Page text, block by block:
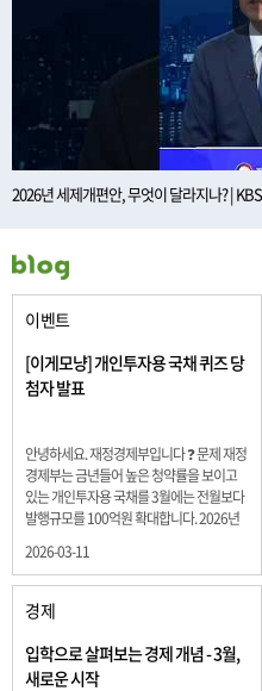
2026년 세제개편안, 무엇이 달라지나? |
이벤트
[이게모냥] 개인투자용 국채 퀴즈 당
첨자 발표
안녕하세요. 재정경제부입니다 ❓ 문제 재정
경제부는 금년들어 높은 청약률을 보이고
있는 개인투자용 국채를 3월에는 전월보다
발행규모를 100억원 확대합니다. 2026년
5년물 600억원, 10년물 900억원, 20년물
300억원입니다. 그렇다면 3월 개인투자용
국채의 총 발행 예정 금액은 얼마일까요??
보기 ① 1,600억원 ② 1,700억원 ③ 1,800
억원 ④ 2,000억원 정답 : 1,800억원 참여해
주신 모든 분들 감사합니다! 당첨자분들에
2026-03-11
경제
입학으로 살펴보는 경제 개념 - 3월,
새로운 시작